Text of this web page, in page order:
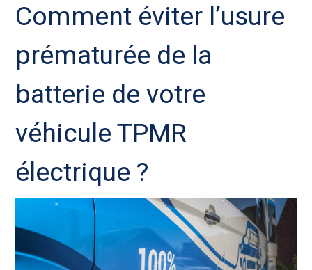
Comment éviter l’usure
prématurée de la
batterie de votre
véhicule TPMR
électrique ?